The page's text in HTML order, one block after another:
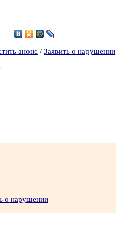
анонс / Заявить о нарушении
о нарушении